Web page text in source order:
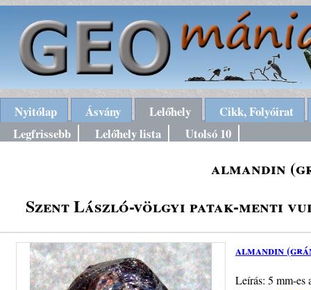
Nyitólap Ásvány Lelőhely
Cikk, Folyóirat
Legfrissebb
Lelőhely lista Utolsó 10
almandin
Szent László-völgyi patak-menti
almandin
Leírás: 5 mm-es